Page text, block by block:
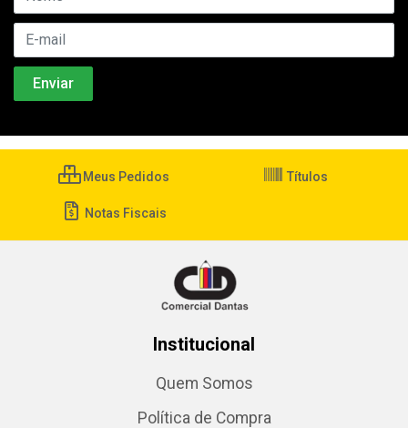
Meus Pedidos Títulos
Notas Fiscais
Institucional
Quem Somos
Política de Compra